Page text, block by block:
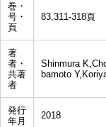
巻・
号・
頁
83,311-318頁
著
者・
共著
者
Shinmura
bamoto
発行
年月
2018